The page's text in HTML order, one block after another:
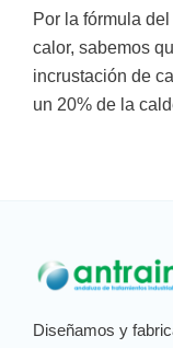
Por la fórmula del
calor, sabemos
incrustación de
un 20% de la
Diseñamos y